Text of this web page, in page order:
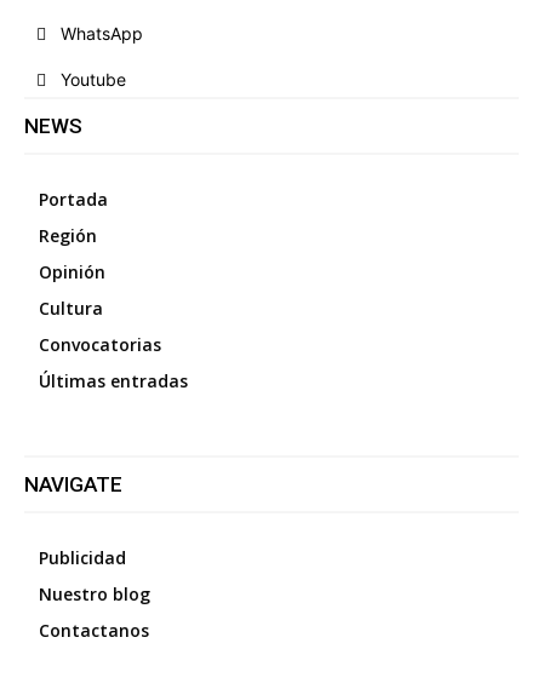
WhatsApp
Youtube
NEWS
Portada
Región
Opinión
Cultura
Convocatorias
Últimas entradas
NAVIGATE
Publicidad
Nuestro blog
Contactanos